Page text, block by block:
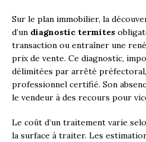
Sur le plan immobilier, la
d’un diagnostic termites
transaction ou entraîner une
prix de vente. Ce diagnostic,
délimitées par arrêté
professionnel certifié. Son
le vendeur à des recours pour
Le coût d’un traitement varie
la surface à traiter. Les